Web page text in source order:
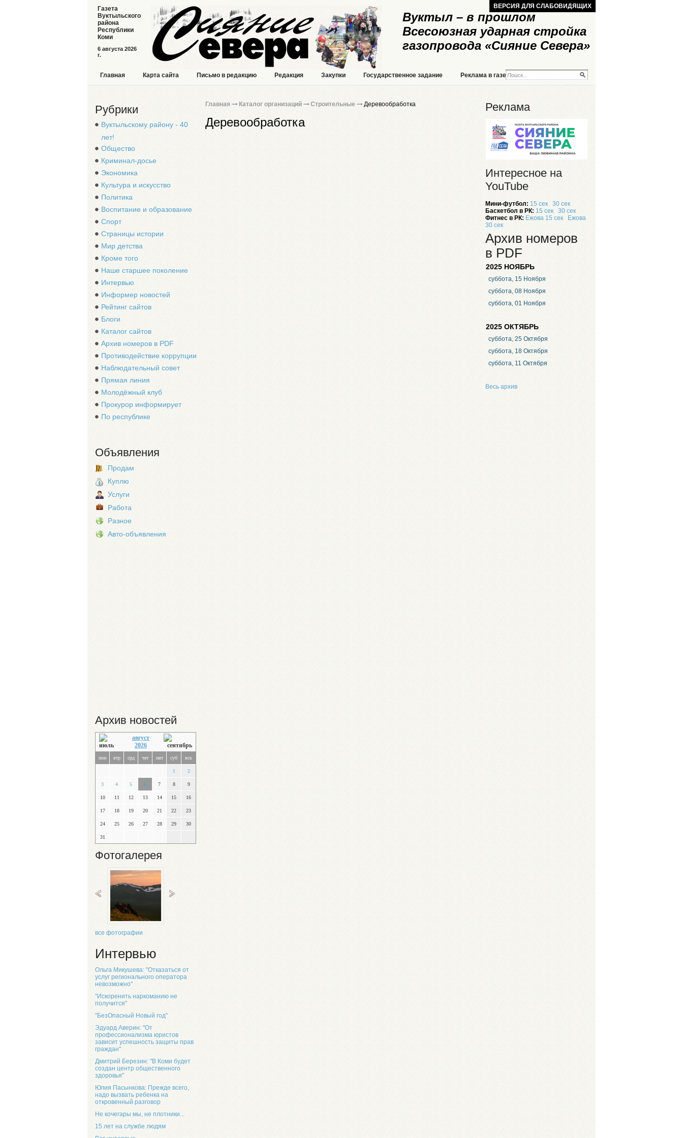
Вуктыл – в прошлом
Всесоюзная ударная стройка
газопровода «Сияние Севера»
6 августа 2026
г.
Газета
Вуктыльского
района
Республики
Коми
ВЕРСИЯ ДЛЯ СЛАБОВИДЯЩИХ
Главная Карта сайта Письмо в редакцию Редакция Закупки Государственное задание Реклама в газете Реклама на сайте
Рубрики
Вуктыльскому району - 40
лет!
Общество
Криминал-досье
Экономика
Культура и искусство
Политика
Воспитание и образование
Спорт
Страницы истории
Мир детства
Кроме того
Наше старшее поколение
Интервью
Информер новостей
Рейтинг сайтов
Блоги
Каталог сайтов
Архив номеров в PDF
Противодействие коррупции
Наблюдательный совет
Прямая линия
Молодёжный клуб
Прокурор информирует
По республике
Объявления
Продам
Куплю
Услуги
Работа
Разное
Авто-объявления
Архив новостей
август
2026
пон втр срд чет пят суб вск
1 2
3 4 5 6 7 8 9
10 11 12 13 14 15 16
17 18 19 20 21 22 23
24 25 26 27 28 29 30
31
Фотогалерея
все фотографии
Интервью
Ольга Микушева: "Отказаться от
услуг регионального оператора
невозможно"
"Искоренить наркоманию не
получится"
"БезОпасный Новый год"
Эдуард Аверин: "От
профессионализма юристов
зависит успешность защиты прав
граждан"
Дмитрий Березин: "В Коми будет
создан центр общественного
здоровья"
Юлия Пасынкова: Прежде всего,
надо вызвать ребенка на
откровенный разговор
Не кочегары мы, не плотники...
15 лет на службе людям
Главная Каталог организаций Строительные Деревообработка
Деревообработка
Реклама
Интересное на
YouTube
Мини-футбол: 15 сек
30 сек
Баскетбол в РК: 15 сек
30 сек
Фитнес в РК: Ежова 15 сек
Ежова
30 сек
Архив номеров
в PDF
2025 НОЯБРЬ
суббота, 15 Ноября
суббота, 08 Ноября
суббота, 01 Ноября
2025 ОКТЯБРЬ
суббота, 25 Октября
суббота, 18 Октября
суббота, 11 Октября
Весь архив